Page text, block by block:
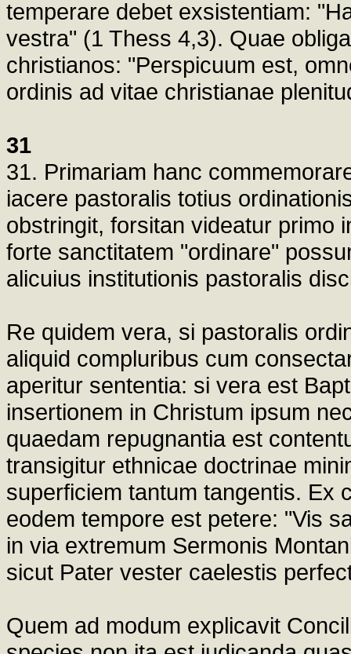
temperare debet exsistentiam:
vestra" (1 Thess 4,3). Quae
christianos: "Perspicuum est,
ordinis ad vitae christianae
31
31. Primariam hanc
iacere pastoralis totius
obstringit, forsitan videatur primo
forte sanctitatem "ordinare"
alicuius institutionis pastoralis
Re quidem vera, si pastoralis
aliquid compluribus cum
aperitur sententia: si vera est
insertionem in Christum ipsum
quaedam repugnantia est
transigitur ethnicae doctrinae
superficiem tantum tangentis. Ex
eodem tempore est petere: "Vis
in via extremum Sermonis
sicut Pater vester caelestis
Quem ad modum explicavit